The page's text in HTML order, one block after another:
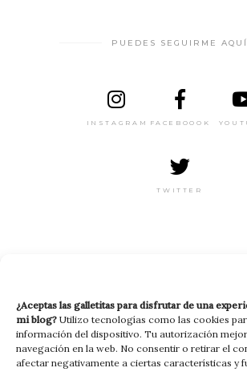
¿Aceptas las galletitas para disfrutar de una
mi blog? Utilizo tecnologías como las cookies
información del dispositivo. Tu autorización
navegación en la web. No consentir o retirar el
afectar negativamente a ciertas características y
PUEDES SEGUIRME AQUÍ
INSTAGRAM FACEBOOOK
TWITTER